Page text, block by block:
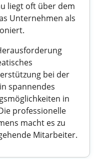
liegt oft über dem
Unternehmen als
bei der
spannendes
in
professionelle
macht es zu
Mitarbeiter.